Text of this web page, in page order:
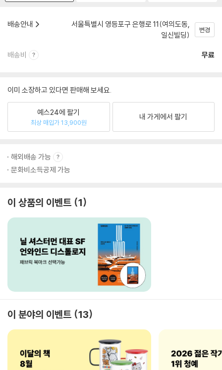
배송안내
서울특별시 영등포구 은행로 11(여의도동,
일신빌딩)
변경
배송비 무료
이미 소장하고 있다면 판매해 보세요.
예스24에 팔기
최상 매입가 13,900원
내 가게에서 팔기
해외배송 가능
문화비소득공제 가능
이 상품의 이벤트 1
이 분야의 이벤트 13